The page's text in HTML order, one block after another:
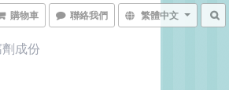
購物車 聯絡我們 繁體中文
成份